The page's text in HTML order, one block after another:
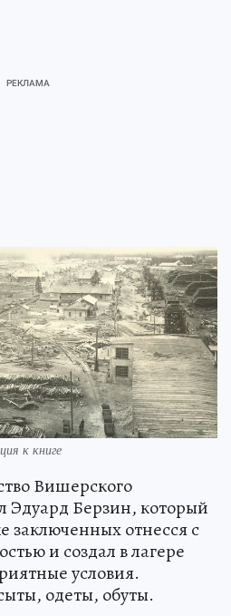
к книге
Вишерского
Эдуард Берзин, который
заключенных отнесся с
и создал в лагере
условия.
одеты, обуты.